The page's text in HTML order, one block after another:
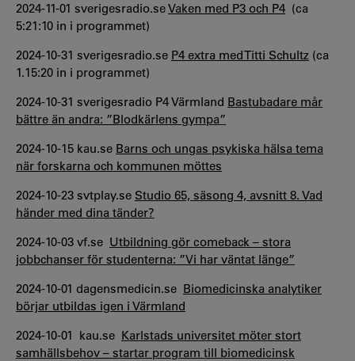
2024-11-01 sverigesradio.seVaken med P3 och P4 (ca
5:21:10 in i programmet)
2024-10-31 sverigesradio.se P4 extra med Titti Schultz (ca
1.15:20 in i programmet)
2024-10-31 sverigesradio P4 Värmland Bastubadare mår
bättre än andra: ”Blodkärlens gympa”
2024-10-15 kau.se Barns och ungas psykiska hälsa tema
när forskarna och kommunen möttes
2024-10-23 svtplay.se Studio 65, säsong 4, avsnitt 8. Vad
händer med dina tänder?
2024-10-03 vf.se Utbildning gör comeback – stora
jobbchanser för studenterna: ”Vi har väntat länge”
2024-10-01 dagensmedicin.se Biomedicinska analytiker
börjar utbildas igen i Värmland
2024-10-01 kau.se Karlstads universitet möter stort
samhällsbehov – startar program till biomedicinsk